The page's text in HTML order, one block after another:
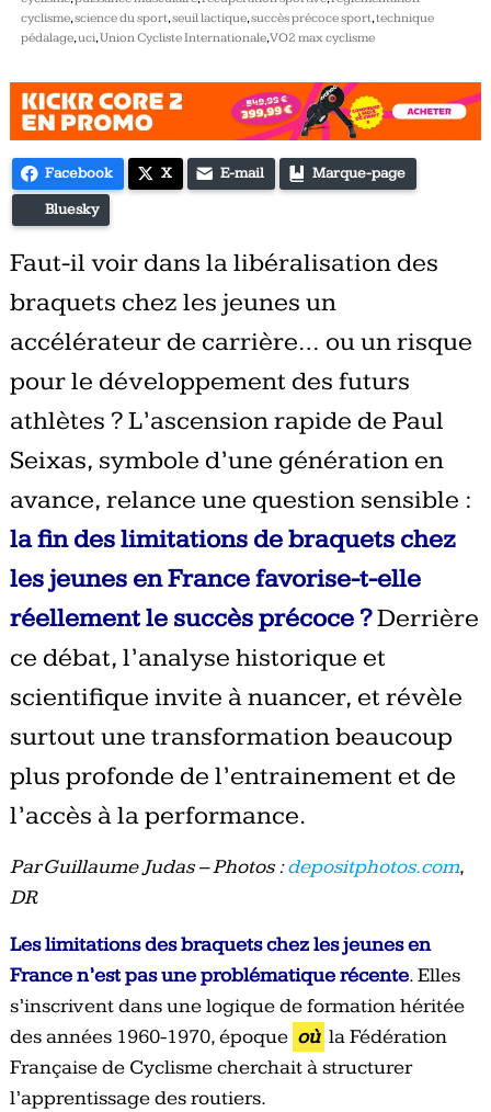
cyclisme,science du sport,seuil lactique,succès précoce sport,technique
pédalage,uci,Union Cycliste Internationale,VO2 max cyclisme
Facebook X E-mail Marque-page
Bluesky
Faut-il voir dans la libéralisation des
braquets chez les jeunes un
accélérateur de carrière… ou un risque
pour le développement des futurs
athlètes ? L’ascension rapide de Paul
Seixas, symbole d’une génération en
avance, relance une question sensible :
la fin des limitations de braquets chez
les jeunes en France favorise-t-elle
réellement le succès précoce ?Derrière
ce débat, l’analyse historique et
scientifique invite à nuancer, et révèle
surtout une transformation beaucoup
plus profonde de l’entrainement et de
l’accès à la performance.
Par Guillaume Judas – Photos :depositphotos.com,
DR
Les limitations des braquets chez les jeunes en
France n’est pas une problématique récente. Elles
s’inscrivent dans une logique de formation héritée
des années 1960-1970, époque où la Fédération
Française de Cyclisme cherchait à structurer
l’apprentissage des routiers.